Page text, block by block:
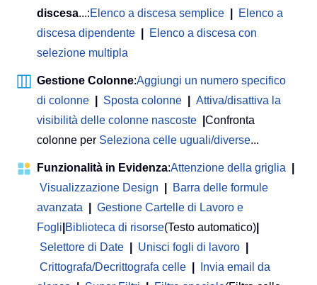
discesa...:Elenco a discesa semplice
Elenco a
discesa dipendente
Elenco a discesa con
selezione multipla
Gestione Colonne:Aggiungi un numero specifico
di colonne
Sposta colonne
Attiva/disattiva la
visibilità delle colonne nascoste
Confronta
colonne per Seleziona celle uguali/diverse...
Funzionalità in Evidenza:Attenzione della griglia
Visualizzazione Design
Barra delle formule
avanzata
Gestione Cartelle di Lavoro e
Fogli Biblioteca di risorse(Testo automatico)
Selettore di Date
Unisci fogli di lavoro
Crittografa/Decrittografa celle
Invia email da